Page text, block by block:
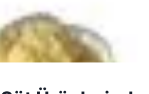
INNOVATION&NPD